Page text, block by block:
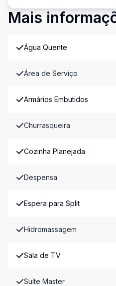
Mais
Água Quente
Área de Serviço
Armários Embutidos
Churrasqueira
Cozinha Planejada
Despensa
Espera para Split
Hidromassagem
Sala de TV
Suíte Master